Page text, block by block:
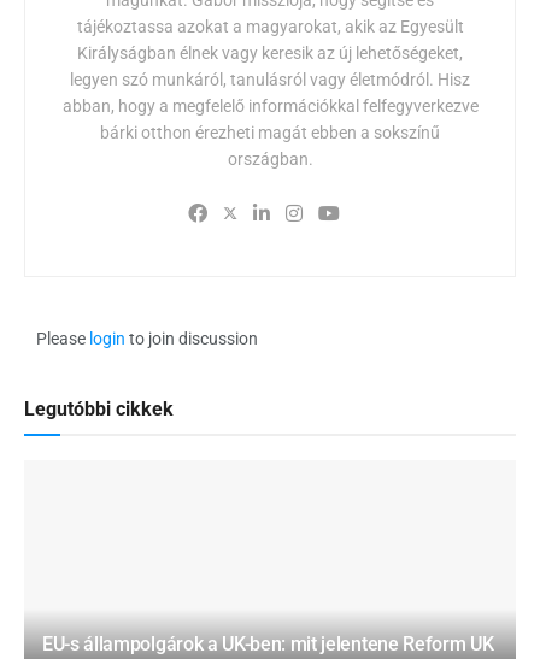
tájékoztassa azokat a magyarokat, akik az Egyesült
Királyságban élnek vagy keresik az új lehetőségeket,
legyen szó munkáról, tanulásról vagy életmódról. Hisz
abban, hogy a megfelelő információkkal felfegyverkezve
bárki otthon érezheti magát ebben a sokszínű
országban.
Please login to join discussion
Legutóbbi cikkek
EU-s állampolgárok a UK-ben: mit jelentene Reform UK